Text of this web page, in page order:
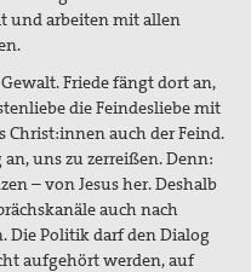
und arbeiten mit allen
Friede fängt dort an,
die Feindesliebe mit
Christ:innen auch der Feind.
uns zu zerreißen. Denn:
– von Jesus her. Deshalb
auch nach
Die Politik darf den Dialog
aufgehört werden, auf